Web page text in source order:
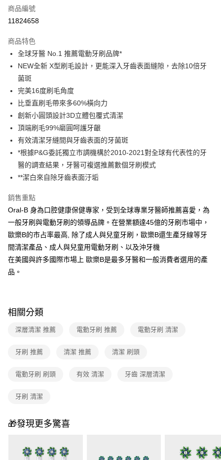
合作金庫商業銀行
上海商業儲蓄銀行
臺灣中小企業銀行
匯豐（台灣）商業銀行
聯邦商業銀行
遠東國際商業銀行
元大商業銀行
玉山商業銀行
台灣樂天信用卡公司
合作金庫商業銀行
上海商業儲蓄銀行
國泰世華商業銀行
兆豐國際商業銀行
匯豐（台灣）商業銀行
華泰商業銀行
聯邦商業銀行
元大商業銀行
玉山商業銀行
台新國際商業銀行
中國信託商業銀行
即享券
LINE Pay
Apple Pay
街口支付
Google Pay
大哥付你分期
相關說明
【大哥付你分期使用說明】
1.本服務由台灣大哥大提供，台灣大哥大用戶可立即使用無須另外申請。
2.付款方式選擇「大哥付你分期」，訂單成立後會自動跳轉到大哥付的交易
流程，驗證手機門號後，選擇欲分期的期數、繳款截止日，確認付款後即完
3.實際核准額度、可分期數及費用金額請依後續交易確認頁面所載為準。
消。如遇「轉專審核」未通過狀況，表示未達大哥付你分期系統評分，恕無
法說明評估內容。
1.分期款項不併入電信帳單，「大哥付你分期」於每月結算日後寄送繳費提
醒簡訊。
2.透過簡訊連結打開帳單後，可選擇「超商條碼／台灣大直營門市／銀行轉
帳／街口支付／iPASS MONEY」等通路繳費。
【注意事項】
資料（包含姓名、電話或地址）提供予台灣大哥大進項蒐集、處理及利用，
3.完整用戶服務條款，請詳閱以下連結：
https://oppay.tw/userRule
ATM付款
運送方式
每筆NT$100，滿NT$999(含以上)免運費
付款後門市自取
商品編號
11824658
商品特色
全球牙醫 No.1 推薦電動牙刷品牌*
NEW全新 X型刷毛設計，更能深入牙齒表面縫隙，去除10倍牙
菌斑
完美16度刷毛角度
比垂直刷毛帶來多60%橫向力
創新小圓頭設計3D立體包覆式清潔
頂端刷毛99%磨圓呵護牙齦
有效清潔牙縫間與牙齒表面的牙菌斑
*根據P&G委託獨立市調機構於2010-2021對全球有代表性的牙
醫的調查結果，牙醫可複選推薦數個牙刷模式
**潔白來自除牙齒表面汙垢
銷售重點
Oral-B 身為口腔健康保健專家，受到全球專業牙醫師推薦喜愛，為
一般牙刷與電動牙刷的領導品牌。在營業額達45億的牙刷市場中，
歐樂B的市占率最高, 除了成人與兒童牙刷，歐樂B還生產牙線等牙
間清潔產品、成人與兒童用電動牙刷、以及沖牙機
在美國與許多國際市場上 歐樂B是最多牙醫和一般消費者選用的產
品。
相關分類
深層清潔 推薦 電動牙刷 推薦 電動牙刷 清潔
牙刷 推薦 清潔 推薦 清潔 刷頭
電動牙刷 刷頭 有效 清潔 牙齒 深層清潔
牙刷 清潔
🎁發現更多驚喜